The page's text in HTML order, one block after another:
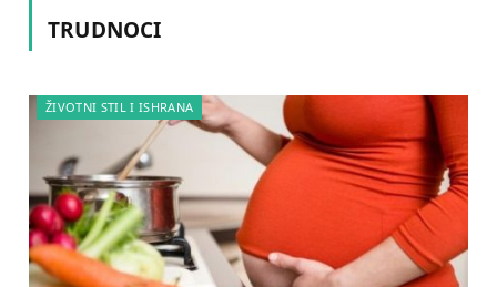
TRUDNOCI
ŽIVOTNI STIL I ISHRANA